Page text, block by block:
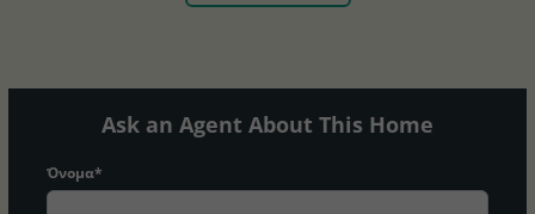
Ask an Agent About This Home
Όνομα*